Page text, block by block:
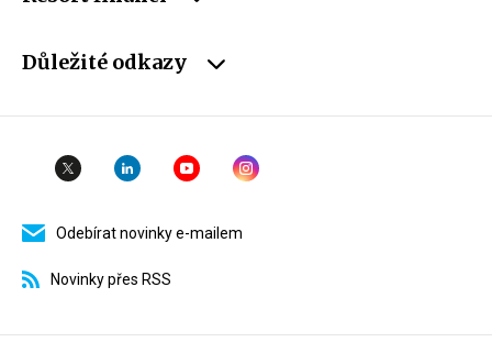
Důležité odkazy
Odebírat novinky e-mailem
Novinky přes RSS